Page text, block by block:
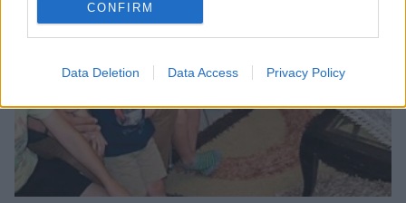
CONFIRM
Data Deletion Data Access Privacy Policy